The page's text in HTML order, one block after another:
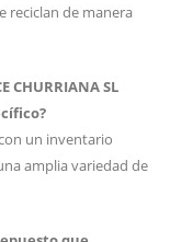
reciclan de manera
CHURRIANA SL
un inventario
amplia variedad de